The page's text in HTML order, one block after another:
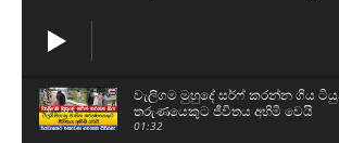
වැලිගම මුහුදේ සර්ෆ් කරන්න ගිය
තරුණයෙකුට ජීවිතය අහිමි වෙයි
01:32